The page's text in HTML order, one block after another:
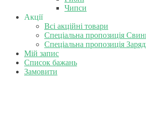
Чипси
Акції
Всі акційні товари
Спеціальна пропозиція
Спеціальна пропозиція
Мій запис
Список бажань
Замовити